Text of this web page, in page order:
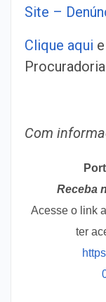
Site –
Clique aqui
Com
Receba
Acesse o link
ter